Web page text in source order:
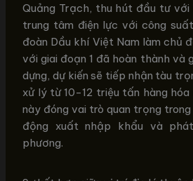
Quảng Trạch, thu hút đầu tư với
trung tâm điện lực với công
đoàn Dầu khí Việt Nam làm chủ
với giai đoạn 1 đã hoàn thành và
dựng, dự kiến sẽ tiếp nhận tàu
xử lý từ 10-12 triệu tấn hàng hóa
này đóng vai trò quan trọng
động xuất nhập khẩu và
phương.